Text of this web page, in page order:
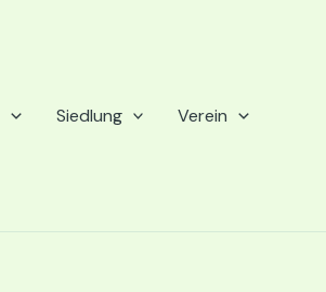
Siedlung Verein